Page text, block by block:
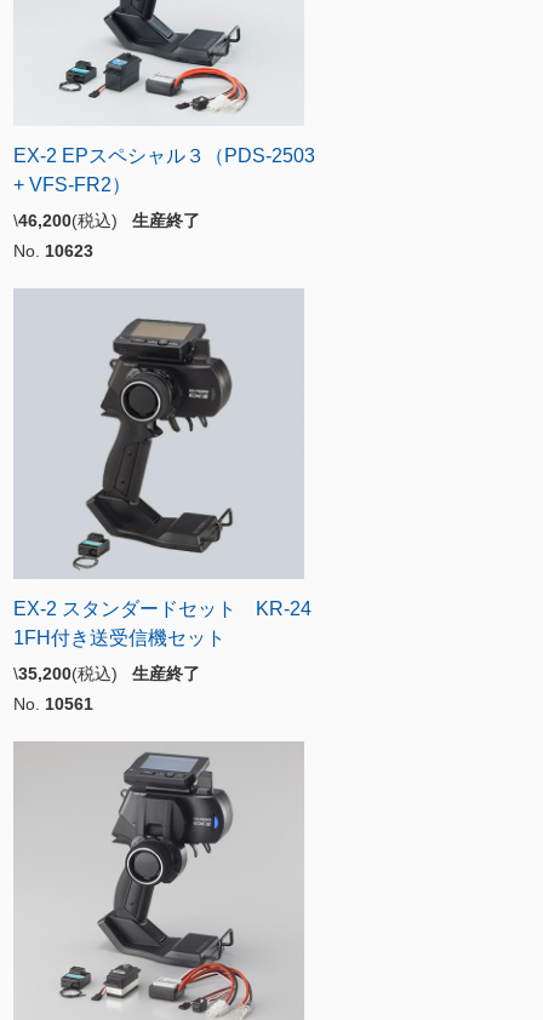
EX-2 EPスペシャル３（PDS-2503
+ VFS-FR2）
\46,200(税込) 生産終了
No. 10623
EX-2 スタンダードセット KR-24
1FH付き送受信機セット
\35,200(税込) 生産終了
No. 10561